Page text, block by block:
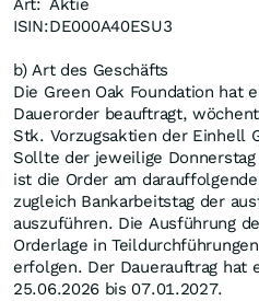
Art: Aktie
ISIN:DE000A40ESU3
b) Art des Geschäfts
Die Green Oak Foundation hat
Dauerorder beauftragt,
Stk. Vorzugsaktien der Einhell
Sollte der jeweilige
ist die Order am
zugleich Bankarbeitstag der
auszuführen. Die Ausführung
Orderlage in
erfolgen. Der Dauerauftrag hat
25.06.2026 bis 07.01.2027.